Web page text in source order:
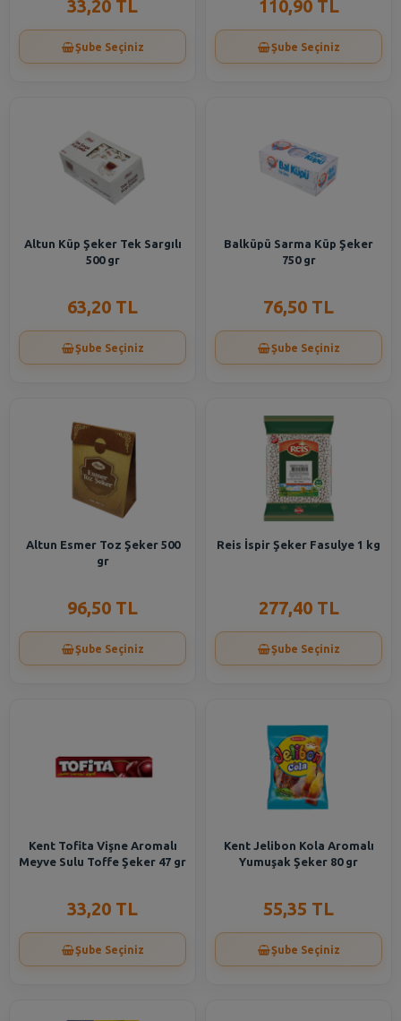
33,20 TL
Şube Seçiniz
110,90 TL
Şube Seçiniz
Altun Küp Şeker Tek Sargılı
500 gr
63,20 TL
Şube Seçiniz
Balküpü Sarma Küp Şeker
750 gr
76,50 TL
Şube Seçiniz
Altun Esmer Toz Şeker 500
gr
96,50 TL
Şube Seçiniz
Reis İspir Şeker Fasulye 1 kg
277,40 TL
Şube Seçiniz
Kent Tofita Vişne Aromalı
Meyve Sulu Toffe Şeker 47 gr
33,20 TL
Şube Seçiniz
Kent Jelibon Kola Aromalı
Yumuşak Şeker 80 gr
55,35 TL
Şube Seçiniz